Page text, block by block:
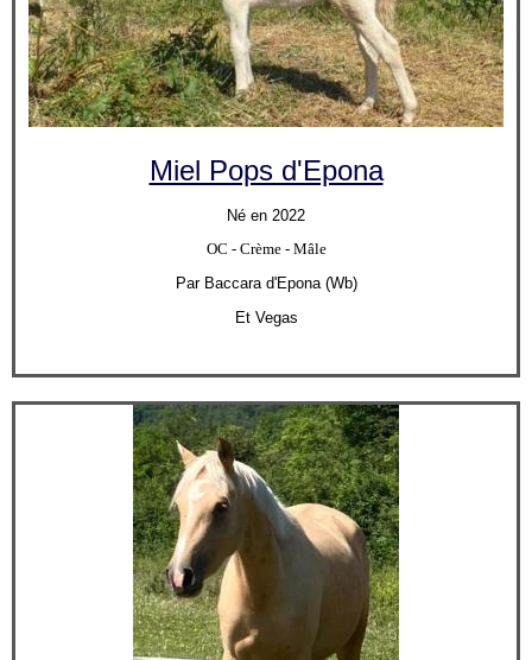
Miel Pops d'Epona
Né en 2022
OC - Crème - Mâle
Par Baccara d'Epona (Wb)
Et Vegas